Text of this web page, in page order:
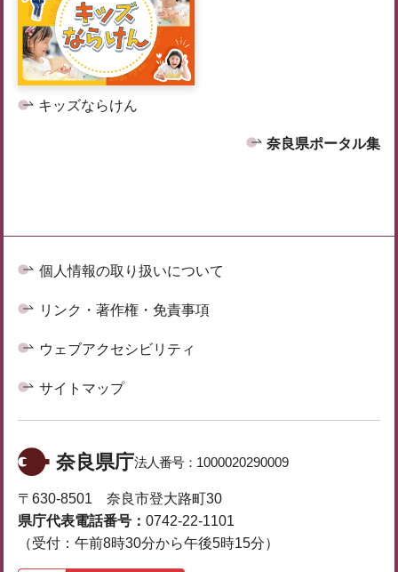
キッズならけん
奈良県ポータル集
個人情報の取り扱いについて
リンク・著作権・免責事項
ウェブアクセシビリティ
サイトマップ
奈良県庁法人番号： 1000020290009
〒630-8501 奈良市登大路町30
県庁代表電話番号： 0742-22-1101
（受付：午前8時30分から午後5時15分）